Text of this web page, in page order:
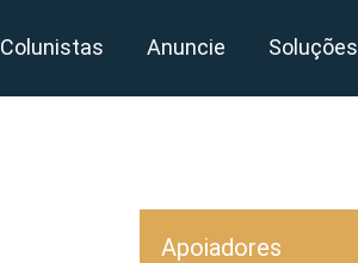
Colunistas Anuncie Soluções
Apoiadores